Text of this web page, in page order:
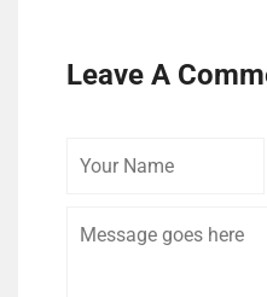
Leave A